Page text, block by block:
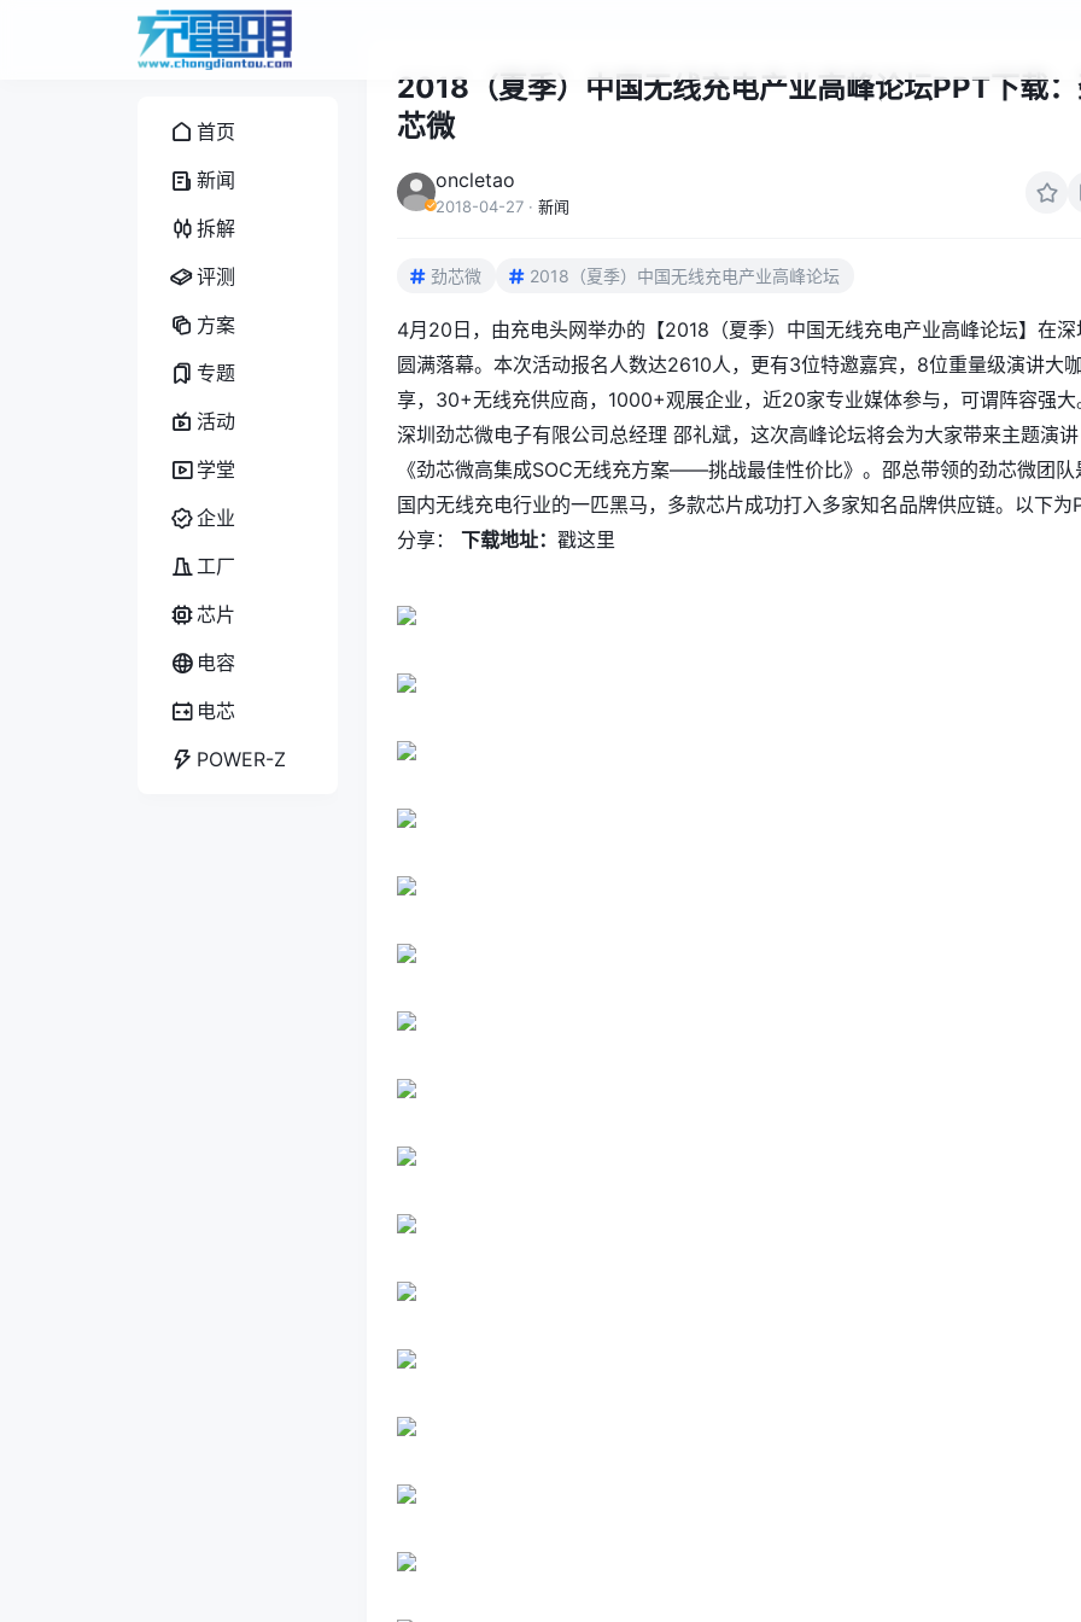
首页
新闻
拆解
评测
方案
专题
活动
学堂
企业
工厂
芯片
电容
电芯
POWER-Z
2018（夏季）中国无线充电产业高峰论坛PPT下载
芯微
oncletao
2018-04-27 · 新闻
劲芯微 2018（夏季）中国无线充电产业高峰论坛
4月20日，由充电头网举办的【2018（夏季）中国无线充电产业高峰论坛】在深
圆满落幕。本次活动报名人数达2610人，更有3位特邀嘉宾，8位重量级演讲大
享，30+无线充供应商，1000+观展企业，近20家专业媒体参与，可谓阵容强大
深圳劲芯微电子有限公司总经理 邵礼斌，这次高峰论坛将会为大家带来主题演讲
《劲芯微高集成SOC无线充方案——挑战最佳性价比》。邵总带领的劲芯微团队
国内无线充电行业的一匹黑马，多款芯片成功打入多家知名品牌供应链。以下为
分享： 下载地址： 戳这里